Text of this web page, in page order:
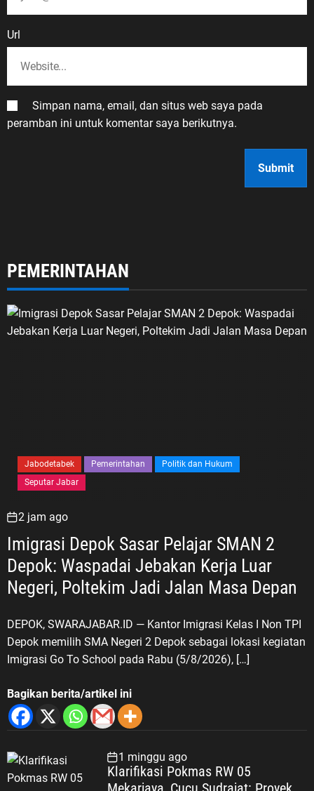
Url
Simpan nama, email, dan situs web saya pada
peramban ini untuk komentar saya berikutnya.
PEMERINTAHAN
Jabodetabek Pemerintahan
Politik dan Hukum
Seputar Jabar
2 jam ago
Imigrasi Depok Sasar Pelajar SMAN 2
Depok: Waspadai Jebakan Kerja Luar
DEPOK, SWARAJABAR.ID — Kantor Imigrasi Kelas I Non TPI
Depok memilih SMA Negeri 2 Depok sebagai lokasi kegiatan
Imigrasi Go To School pada Rabu (5/8/2026), […]
Bagikan berita/artikel ini
1 minggu ago
Klarifikasi Pokmas RW 05